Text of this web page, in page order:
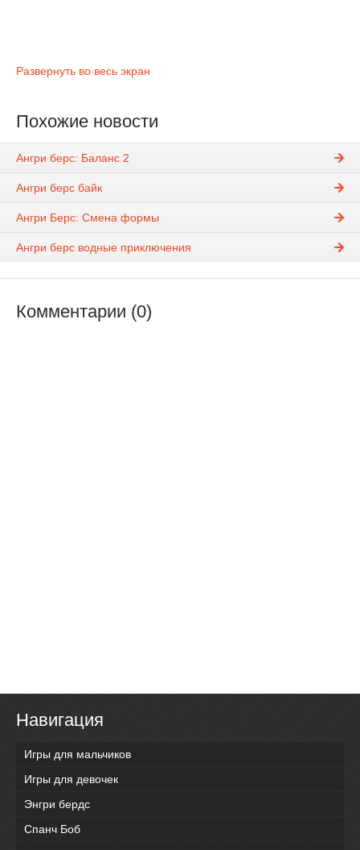
Развернуть во весь экран
Похожие новости
Ангри берс: Баланс 2
Ангри берс байк
Ангри Берс: Смена формы
Ангри берс водные приключения
Комментарии (0)
Навигация
Игры для мальчиков
Игры для девочек
Энгри бердс
Спанч Боб